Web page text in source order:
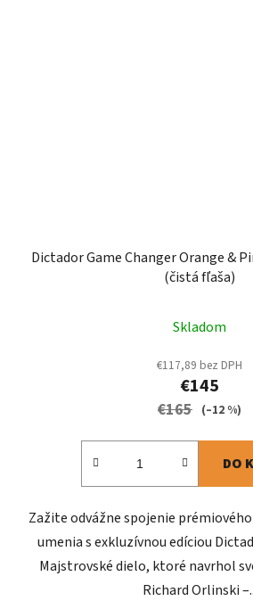
Dictador Game Changer Orange &
(čistá fľaša)
Skladom
€117,89 bez DPH
€145
€165 (–12 %)
DO
Zažite odvážne spojenie
umenia s exkluzívnou edíciou
Majstrovské dielo, ktoré navrhol
Richard Orlinski